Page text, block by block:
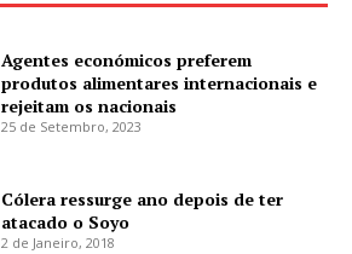
Agentes económicos preferem
produtos alimentares internacionais e
rejeitam os nacionais
25 de Setembro, 2023
Cólera ressurge ano depois de ter
atacado o Soyo
2 de Janeiro, 2018